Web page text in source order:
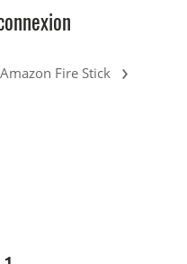
Amazon Fire Stick ›